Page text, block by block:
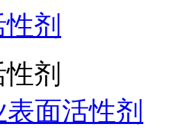
剂
剂
面活性剂